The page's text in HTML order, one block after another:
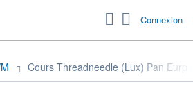
Connexion
Cours Threadneedle (Lux) Pan Eurp